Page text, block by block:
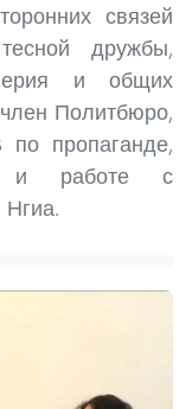
связей
дружбы,
и общих
Политбюро,
пропаганде,
и работе с